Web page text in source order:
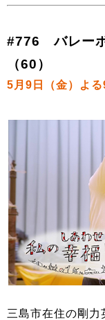
#776 バレー
（60）
5月9日（金）よ
三島市在住の剛